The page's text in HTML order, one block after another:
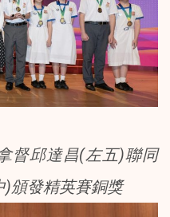
督邱達昌(左五)聯同
)頒發精英賽銅獎